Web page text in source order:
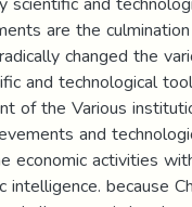
are the
changed the
and technological
of the Various
and
activities
because